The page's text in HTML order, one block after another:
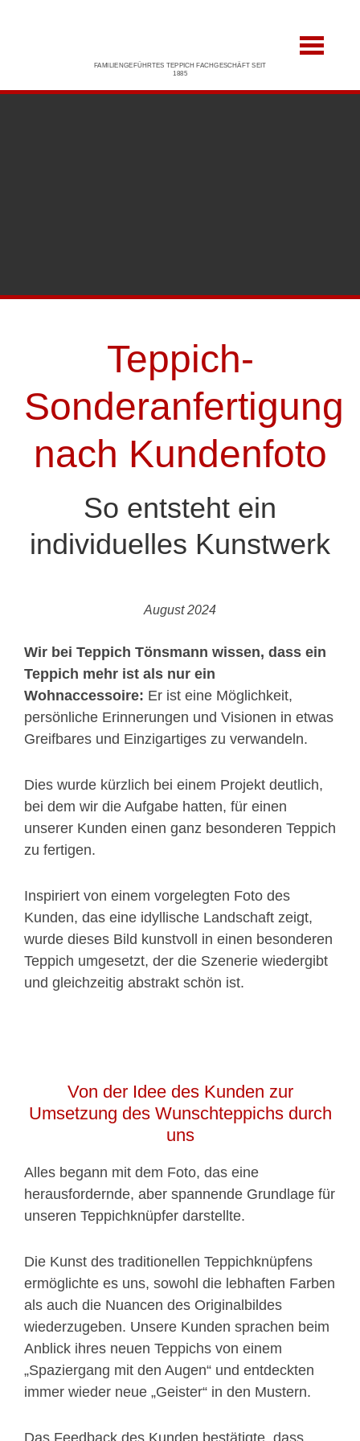
FAMILIENGEFÜHRTES TEPPICH FACHGESCHÄFT SEIT
1885
Teppich-
Sonderanfertigung
nach Kundenfoto
So entsteht ein
individuelles Kunstwerk
August 2024
Wir bei Teppich Tönsmann wissen, dass ein
Teppich mehr ist als nur ein
Wohnaccessoire: Er ist eine Möglichkeit,
persönliche Erinnerungen und Visionen in etwas
Greifbares und Einzigartiges zu verwandeln.
Dies wurde kürzlich bei einem Projekt deutlich,
bei dem wir die Aufgabe hatten, für einen
unserer Kunden einen ganz besonderen Teppich
zu fertigen.
Inspiriert von einem vorgelegten Foto des
Kunden, das eine idyllische Landschaft zeigt,
wurde dieses Bild kunstvoll in einen besonderen
Teppich umgesetzt, der die Szenerie wiedergibt
und gleichzeitig abstrakt schön ist.
Von der Idee des Kunden zur
Umsetzung des Wunschteppichs durch
uns
Alles begann mit dem Foto, das eine
herausfordernde, aber spannende Grundlage für
unseren Teppichknüpfer darstellte.
Die Kunst des traditionellen Teppichknüpfens
ermöglichte es uns, sowohl die lebhaften Farben
als auch die Nuancen des Originalbildes
wiederzugeben. Unsere Kunden sprachen beim
Anblick ihres neuen Teppichs von einem
„Spaziergang mit den Augen“ und entdeckten
immer wieder neue „Geister“ in den Mustern.
Das Feedback des Kunden bestätigte, dass